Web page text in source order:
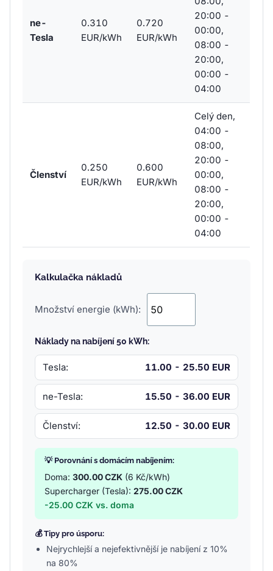
ne-
Tesla
0.310
EUR/kWh
0.720
EUR/kWh
20:00 -
00:00,
08:00 -
20:00,
00:00 -
04:00
Členství
0.250
EUR/kWh
0.600
EUR/kWh
Celý den,
04:00 -
08:00,
20:00 -
00:00,
08:00 -
20:00,
00:00 -
04:00
Kalkulačka nákladů
Množství energie (kWh):
Náklady na nabíjení 50 kWh:
Tesla: 11.00 - 25.50 EUR
ne-Tesla: 15.50 - 36.00 EUR
Členství: 12.50 - 30.00 EUR
💡 Porovnání s domácím nabíjením:
Doma: 300.00 CZK (6 Kč/kWh)
Supercharger (Tesla): 275.00 CZK
-25.00 CZK vs. doma
💰 Tipy pro úsporu:
Nejrychlejší a nejefektivnější je nabíjení z 10%
na 80%